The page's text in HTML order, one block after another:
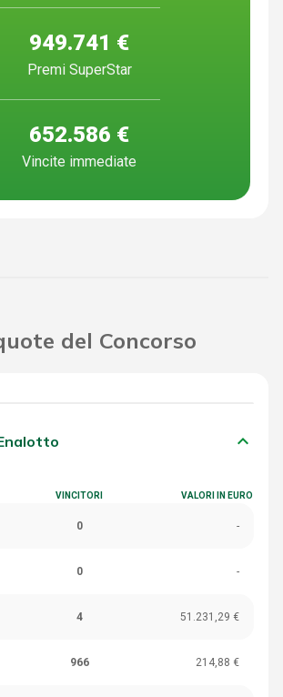
949.741 €
Premi SuperStar
652.586 €
Vincite immediate
del Concorso
keyboard_arrow_down
VINCITORI VALORI IN EURO
0 -
0 -
4 51.231,29 €
966 214,88 €